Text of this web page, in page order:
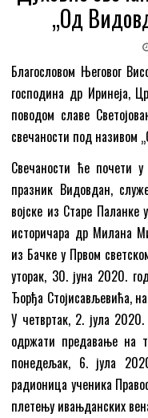
„Од
Благословом Његовог
господина др Иринеја,
поводом славе
свечаности под називом
Свечаности ће почети
празник Видовдан,
војске из Старе
историчара др Милана
из Бачке у Првом
уторак, 30. јуна 2020.
Ђорђа Стојисављевића,
У четвртак, 2. јула
одржати предавање на
понедељак, 6. јула
радионица ученика
плетењу ивањданских